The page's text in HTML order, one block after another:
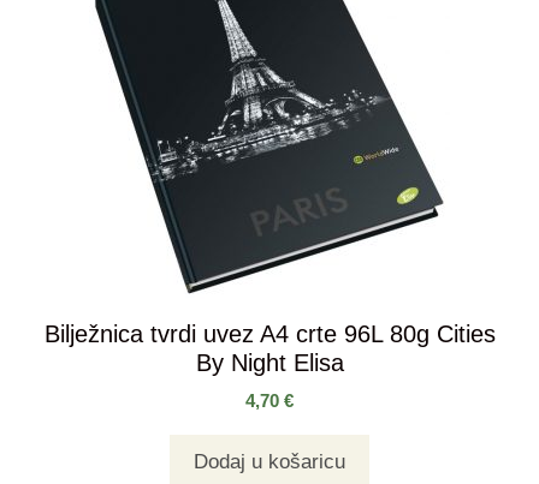
Bilježnica tvrdi uvez A4 crte 96L 80g Cities
By Night Elisa
4,70 €
Dodaj u košaricu